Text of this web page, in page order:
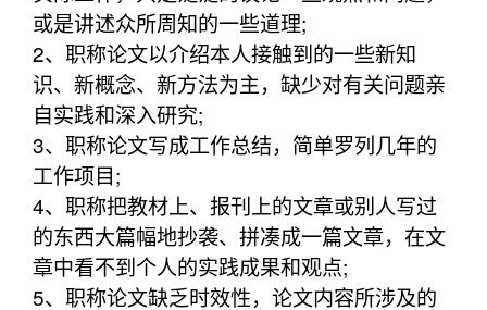
或是讲述众所周知的一些道理;
2、职称论文以介绍本人接触到的一些新知
识、新概念、新方法为主，缺少对有关问题亲
自实践和深入研究;
3、职称论文写成工作总结，简单罗列几年的
工作项目;
4、职称把教材上、报刊上的文章或别人写过
的东西大篇幅地抄袭、拼凑成一篇文章，在文
章中看不到个人的实践成果和观点;
5、职称论文缺乏时效性，论文内容所涉及的